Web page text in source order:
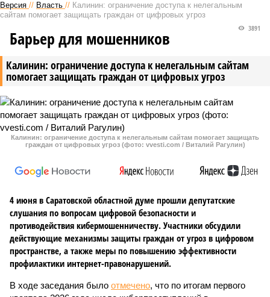
Версия // Власть // Калинин: ограничение доступа к нелегальным
сайтам помогает защищать граждан от цифровых угроз
Калинин: ограничение доступа к нелегальным сайтам
помогает защищать граждан от цифровых угроз
3891
Барьер для мошенников
Калинин: ограничение доступа к нелегальным сайтам помогает защищать
граждан от цифровых угроз (фото: vvesti.com / Виталий Рагулин)
4 июня в Саратовской областной думе прошли депутатские
слушания по вопросам цифровой безопасности и
противодействия кибермошенничеству. Участники обсудили
действующие механизмы защиты граждан от угроз в цифровом
пространстве, а также меры по повышению эффективности
профилактики интернет-правонарушений.
В ходе заседания было отмечено, что по итогам первого